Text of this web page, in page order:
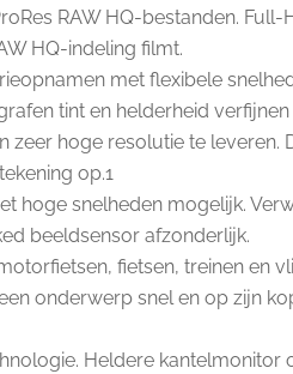
RAW HQ-bestanden.
HQ-indeling filmt.
met flexibele
tint en helderheid
hoge resolutie te leveren.
op.1
hoge snelheden mogelijk.
beeldsensor afzonderlijk.
fietsen, treinen en
onderwerp snel en op zijn
Heldere kantelmonitor